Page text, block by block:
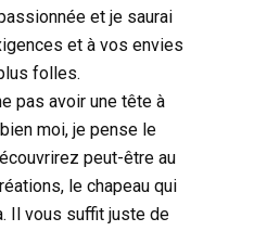
et je saurai
et à vos envies
folles.
pas avoir une tête à
moi, je pense le
peut-être au
le chapeau qui
Il vous suffit juste de